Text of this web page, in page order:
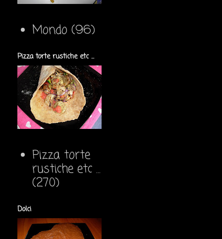
Mondo (96)
Pizza torte rustiche etc ...
Pizza torte
rustiche etc ...
(270)
Dolci